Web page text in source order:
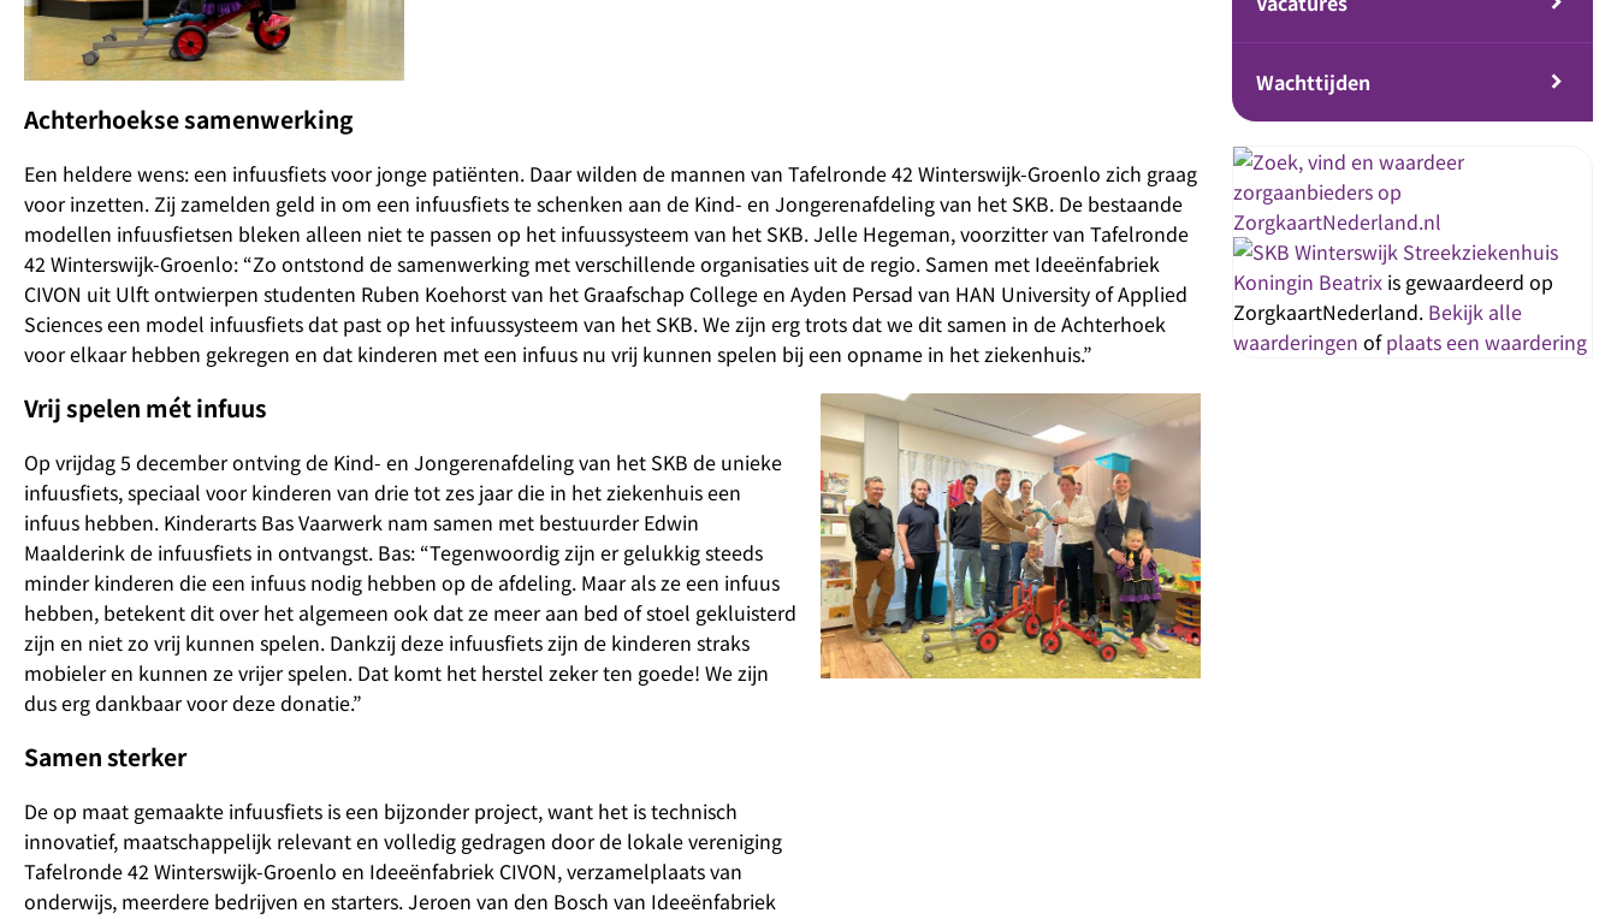
Achterhoekse samenwerking
Een heldere wens: een infuusfiets voor jonge patiënten. Daar wilden de mannen van Tafelronde 42 Winterswijk-Groenlo zich graag
voor inzetten. Zij zamelden geld in om een infuusfiets te schenken aan de Kind- en Jongerenafdeling van het SKB. De bestaande
modellen infuusfietsen bleken alleen niet te passen op het infuussysteem van het SKB. Jelle Hegeman, voorzitter van Tafelronde
42 Winterswijk-Groenlo: “Zo ontstond de samenwerking met verschillende organisaties uit de regio. Samen met Ideeënfabriek
CIVON uit Ulft ontwierpen studenten Ruben Koehorst van het Graafschap College en Ayden Persad van HAN University of Applied
Sciences een model infuusfiets dat past op het infuussysteem van het SKB. We zijn erg trots dat we dit samen in de Achterhoek
voor elkaar hebben gekregen en dat kinderen met een infuus nu vrij kunnen spelen bij een opname in het ziekenhuis.”
Vrij spelen mét infuus
Op vrijdag 5 december ontving de Kind- en Jongerenafdeling van het SKB de unieke
infuusfiets, speciaal voor kinderen van drie tot zes jaar die in het ziekenhuis een
infuus hebben. Kinderarts Bas Vaarwerk nam samen met bestuurder Edwin
Maalderink de infuusfiets in ontvangst. Bas: “Tegenwoordig zijn er gelukkig steeds
minder kinderen die een infuus nodig hebben op de afdeling. Maar als ze een infuus
hebben, betekent dit over het algemeen ook dat ze meer aan bed of stoel gekluisterd
zijn en niet zo vrij kunnen spelen. Dankzij deze infuusfiets zijn de kinderen straks
mobieler en kunnen ze vrijer spelen. Dat komt het herstel zeker ten goede! We zijn
dus erg dankbaar voor deze donatie.”
Samen sterker
De op maat gemaakte infuusfiets is een bijzonder project, want het is technisch
innovatief, maatschappelijk relevant en volledig gedragen door de lokale vereniging
Tafelronde 42 Winterswijk-Groenlo en Ideeënfabriek CIVON, verzamelplaats van
onderwijs, meerdere bedrijven en starters. Jeroen van den Bosch van Ideeënfabriek
Wachttijden
Streekziekenhuis
Koningin Beatrix is gewaardeerd op
ZorgkaartNederland. Bekijk alle
waarderingen ofplaats een waardering